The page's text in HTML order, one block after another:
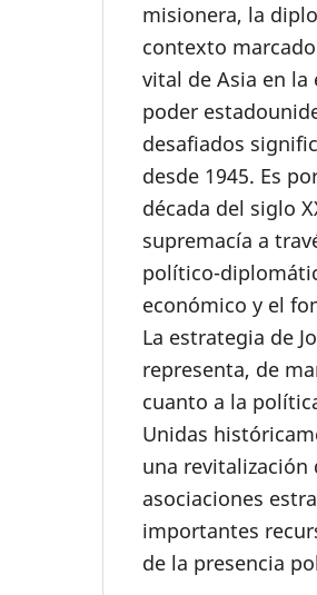
misionera, la
contexto
vital de Asia en
poder
desafiados
desde 1945. Es
década del siglo
supremacía a
político-
económico y el
La estrategia de
representa, de
cuanto a la
Unidas
una revitalización
asociaciones
importantes
de la presencia